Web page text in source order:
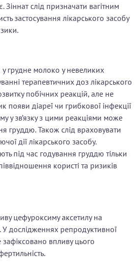
слід призначати вагітним
застосування лікарського засобу
грудне молоко у невеликих
терапевтичних доз лікарського
побічних реакцій, але не
діареї чи грибкової інфекції
у зв’язку з цими реакціями може
груддю. Також слід враховувати
дії лікарського засобу.
під час годування груддю тільки
користі та ризиків
цефуроксиму аксетилу на
У дослідженнях репродуктивної
впливу цього